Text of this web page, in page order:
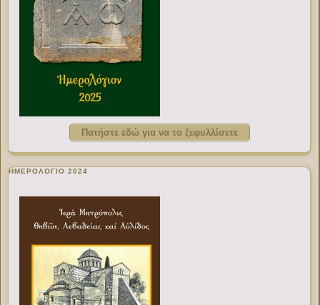
Πατήστε εδώ για να το ξεφυλλίσετε
ΗΜΕΡΟΛΟΓΙΟ 2024